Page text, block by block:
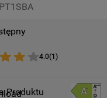
- WOI78PT1SBA
4.0(1 )
Produktu